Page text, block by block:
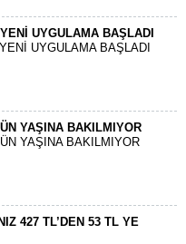
UYGULAMA BAŞLADI
UYGULAMA BAŞLADI
YAŞINA BAKILMIYOR
YAŞINA BAKILMIYOR
427 TL’DEN 53 TL YE